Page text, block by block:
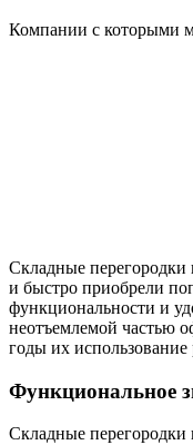
Компании с которыми
Складные перегородки
и быстро приобрели
функциональности и
неотъемлемой частью
годы их
Функциональное
Складные